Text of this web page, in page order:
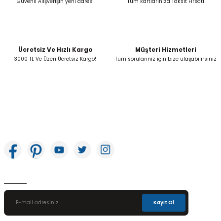
Gönder
Ücretsiz Ve Hızlı Kargo
3000 TL Ve Üzeri Ücretsiz Kargo!
Müşteri Hizmetleri
Tüm sorularınız için bize ulaşabilirsiniz
Kayıt Ol